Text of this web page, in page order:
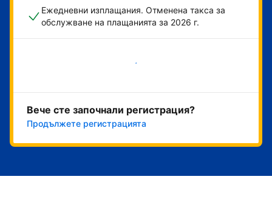
Ежедневни изплащания. Отменена такса за
обслужване на плащанията за 2026 г.
Начало
Вече сте започнали регистрация?
Продължете регистрацията